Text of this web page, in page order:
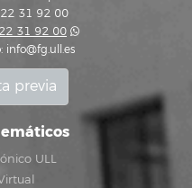
31 92 00
31 92 00
info@fg.ull.es
previa
ULL